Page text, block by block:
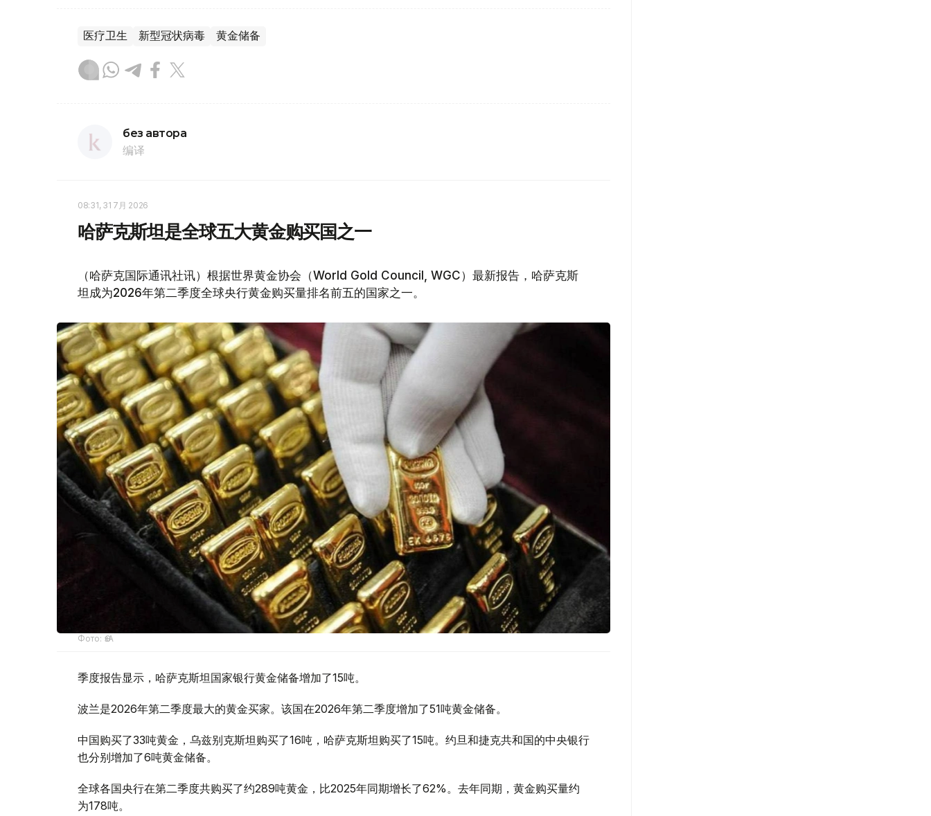
医疗卫生 新型冠状病毒 黄金储备
без автора
编译
08:31, 31 7月 2026
哈萨克斯坦是全球五大黄金购买国之一
（哈萨克国际通讯社讯）根据世界黄金协会（World Gold Council, WGC）最新报告，哈萨克斯
坦成为2026年第二季度全球央行黄金购买量排名前五的国家之一。
Фото: ӨзА
季度报告显示，哈萨克斯坦国家银行黄金储备增加了15吨。
波兰是2026年第二季度最大的黄金买家。该国在2026年第二季度增加了51吨黄金储备。
中国购买了33吨黄金，乌兹别克斯坦购买了16吨，哈萨克斯坦购买了15吨。约旦和捷克共和国的中央银行
也分别增加了6吨黄金储备。
全球各国央行在第二季度共购买了约289吨黄金，比2025年同期增长了62%。去年同期，黄金购买量约
为178吨。